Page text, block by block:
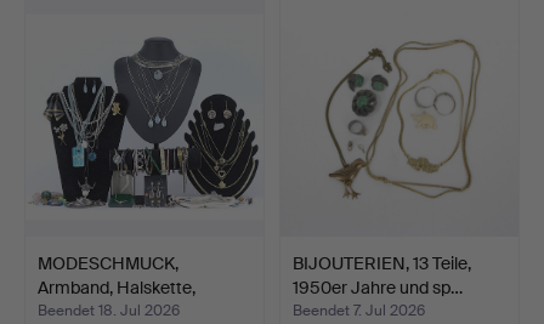
MODESCHMUCK,
Armband, Halskette,
Ohrringe,…
Beendet 18. Jul 2026
BIJOUTERIEN, 13 Teile,
1950er Jahre und sp…
Beendet 7. Jul 2026